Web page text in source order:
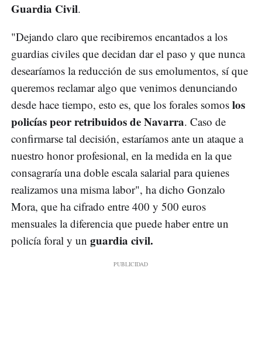
Guardia Civil.
"Dejando claro que recibiremos encantados a los
guardias civiles que decidan dar el paso y que nunca
desearíamos la reducción de sus emolumentos, sí que
queremos reclamar algo que venimos denunciando
desde hace tiempo, esto es, que los forales somos los
policías peor retribuidos de Navarra. Caso de
confirmarse tal decisión, estaríamos ante un ataque a
nuestro honor profesional, en la medida en la que
consagraría una doble escala salarial para quienes
realizamos una misma labor", ha dicho Gonzalo
Mora, que ha cifrado entre 400 y 500 euros
mensuales la diferencia que puede haber entre un
policía foral y un guardia civil.